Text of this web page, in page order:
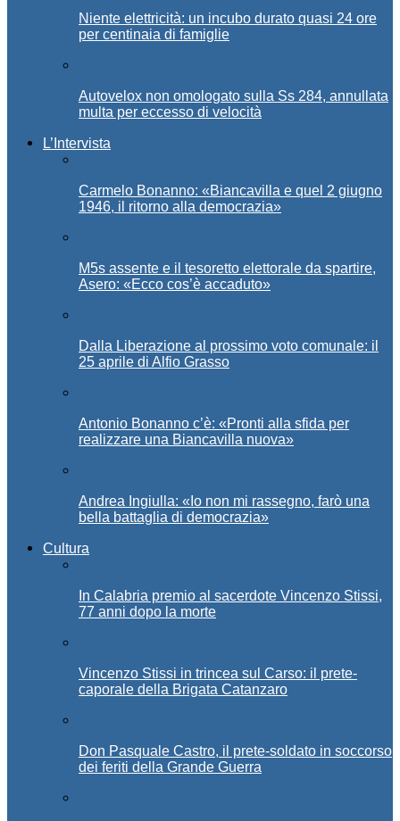
Niente elettricità: un incubo durato quasi 24 ore
per centinaia di famiglie
Autovelox non omologato sulla Ss 284, annullata
multa per eccesso di velocità
L’Intervista
Carmelo Bonanno: «Biancavilla e quel 2 giugno
1946, il ritorno alla democrazia»
M5s assente e il tesoretto elettorale da spartire,
Asero: «Ecco cos’è accaduto»
Dalla Liberazione al prossimo voto comunale: il
25 aprile di Alfio Grasso
Antonio Bonanno c’è: «Pronti alla sfida per
realizzare una Biancavilla nuova»
Andrea Ingiulla: «Io non mi rassegno, farò una
bella battaglia di democrazia»
Cultura
In Calabria premio al sacerdote Vincenzo Stissi,
77 anni dopo la morte
Vincenzo Stissi in trincea sul Carso: il prete-
caporale della Brigata Catanzaro
Don Pasquale Castro, il prete-soldato in soccorso
dei feriti della Grande Guerra